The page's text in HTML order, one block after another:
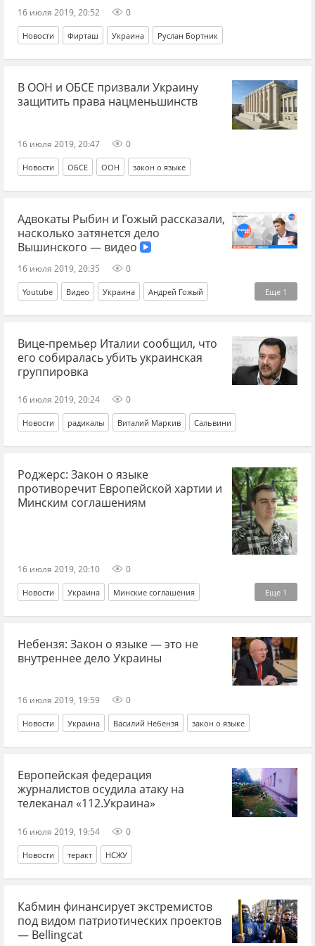
16 июля 2019, 20:52 0
Новости Фирташ Украина Руслан Бортник
В ООН и ОБСЕ призвали Украину
защитить права нацменьшинств
16 июля 2019, 20:47 0
Новости ОБСЕ ООН закон о языке
Адвокаты Рыбин и Гожый рассказали,
насколько затянется дело
Вышинского — видео
16 июля 2019, 20:35 0
Еще 1
Youtube Видео Украина Андрей Гожый
Кирилл Вышинский
Вице-премьер Италии сообщил, что
его собиралась убить украинская
группировка
16 июля 2019, 20:24 0
Новости радикалы Виталий Маркив Сальвини
Роджерс: Закон о языке
противоречит Европейской хартии и
Минским соглашениям
16 июля 2019, 20:10 0
Еще 1
Новости Украина Минские соглашения
закон о языке
Небензя: Закон о языке — это не
внутреннее дело Украины
16 июля 2019, 19:59 0
Новости Украина Василий Небензя закон о языке
Европейская федерация
журналистов осудила атаку на
телеканал «112.Украина»
16 июля 2019, 19:54 0
Новости теракт НСЖУ
Кабмин финансирует экстремистов
под видом патриотических проектов
— Bellingcat